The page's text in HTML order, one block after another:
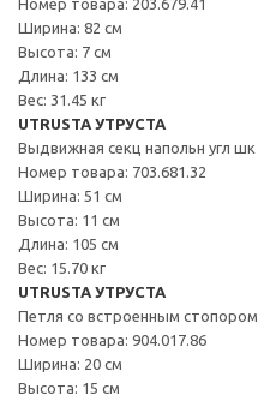
Ширина: 82 см
Высота: 7 см
Длина: 133 см
Вес: 31.45 кг
UTRUSTA УТРУСТА
Выдвижная секц напольн угл шк
Номер товара: 703.681.32
Ширина: 51 см
Высота: 11 см
Длина: 105 см
Вес: 15.70 кг
UTRUSTA УТРУСТА
Петля со встроенным стопором
Номер товара: 904.017.86
Ширина: 20 см
Высота: 15 см